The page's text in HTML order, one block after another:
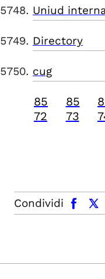
Uniud
Directory
cug
85
72
85
73
Condividi
facebook x.com